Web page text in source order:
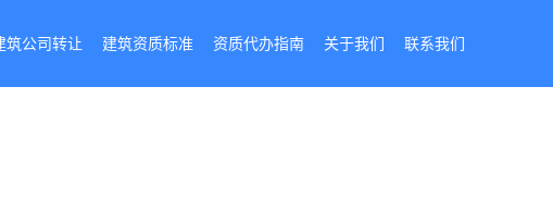
筑公司转让 建筑资质标准 资质代办指南 关于我们 联系我们